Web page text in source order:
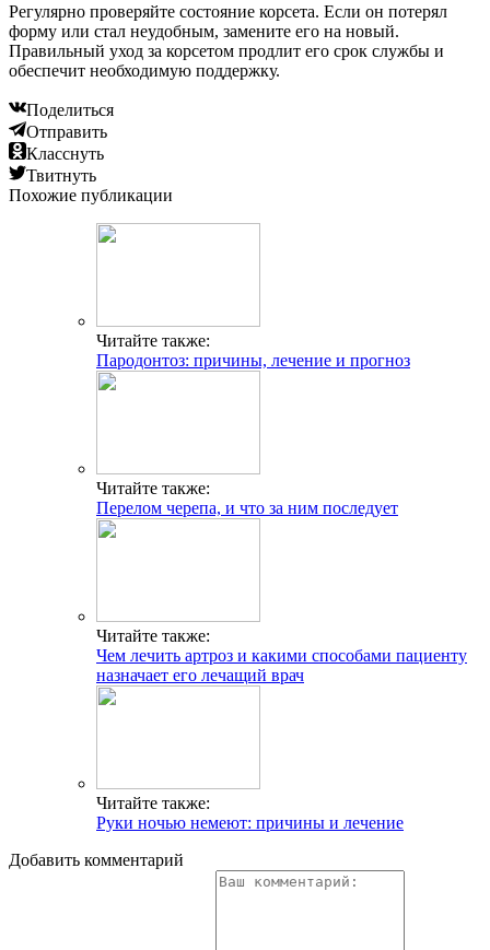
Регулярно проверяйте состояние корсета. Если он потерял
форму или стал неудобным, замените его на новый.
Правильный уход за корсетом продлит его срок службы и
обеспечит необходимую поддержку.
Поделиться
Отправить
Класснуть
Твитнуть
Похожие публикации
Читайте также:
Пародонтоз: причины, лечение и прогноз
Читайте также:
Перелом черепа, и что за ним последует
Читайте также:
Чем лечить артроз и какими способами пациенту
назначает его лечащий врач
Читайте также:
Руки ночью немеют: причины и лечение
Добавить комментарий